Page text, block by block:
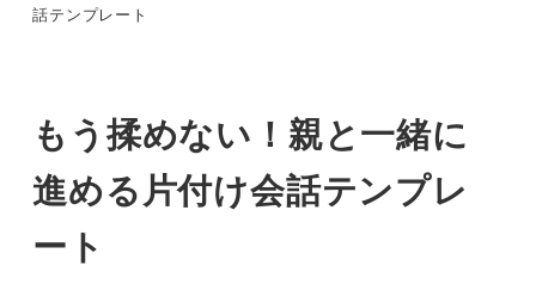
話テンプレート
もう揉めない！親と一緒に
進める片付け会話テンプレ
ート